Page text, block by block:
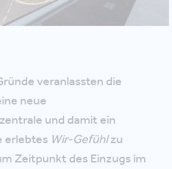
veranlassten die
neue
und damit ein
erlebtes Wir-Gefühlzu
Zeitpunkt des Einzugs im